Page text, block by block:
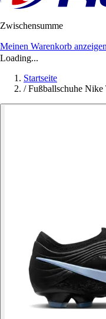
Zwischensumme
Meinen Warenkorb anzeigen
Loading...
Startseite
/ Fußballschuhe